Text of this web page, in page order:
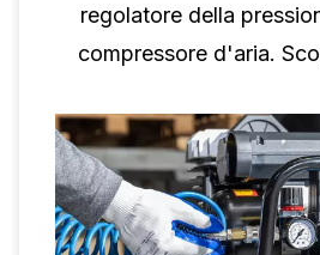
regolatore della
compressore d'aria.
manometri e i consigli
per un controllo
dell'aria.